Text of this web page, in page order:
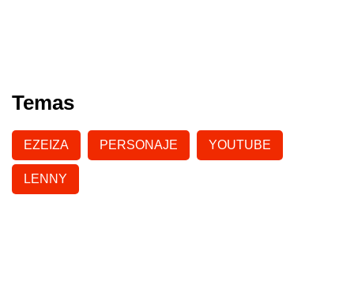
Temas
EZEIZA PERSONAJE YOUTUBE
LENNY